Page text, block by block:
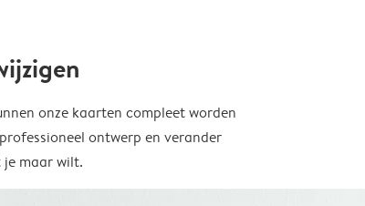
onze kaarten compleet worden
ontwerp en verander
maar wilt.